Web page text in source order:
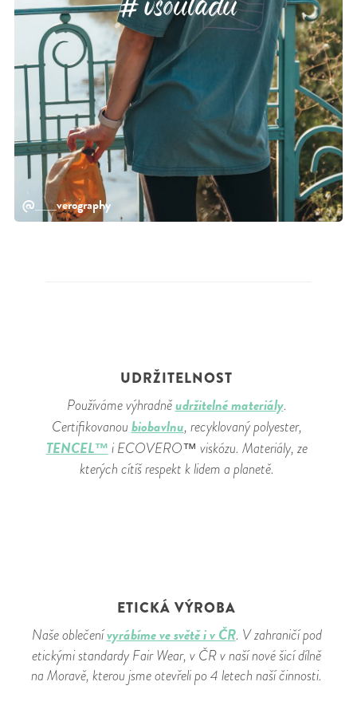
@___verography
UDRŽITELNOST
Používáme výhradněudržitelné materiály.
Certifikovanou biobavlnu, recyklovaný polyester,
TENCEL™ i ECOVERO™ viskózu. Materiály, ze
kterých cítíš respekt k lidem a planetě.
ETICKÁ VÝROBA
Naše oblečenívyrábíme ve světě i v ČR. V zahraničí pod
etickými standardy Fair Wear, v ČR v naší nové šicí dílně
na Moravě, kterou jsme otevřeli po 4 letech naší činnosti.